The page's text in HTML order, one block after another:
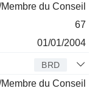
du Conseil
67
01/01/2004
BRD
du Conseil